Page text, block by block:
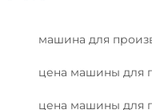
машина для
цена машины для
цена машины для